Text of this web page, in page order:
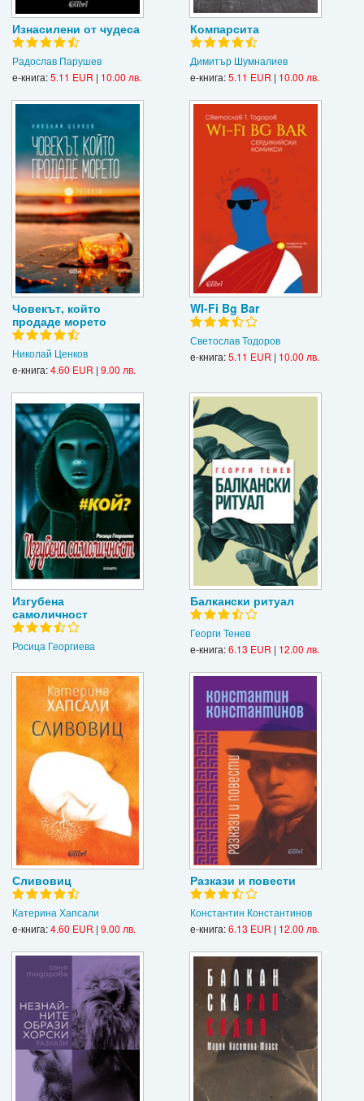
Изнасилени от чудеса
Радослав Парушев
е-книга:5.11 EUR | 10.00 лв.
Компарсита
Димитър Шумналиев
е-книга:5.11 EUR | 10.00 лв.
Човекът, който
продаде морето
Николай Ценков
е-книга:4.60 EUR | 9.00 лв.
WI-Fi Bg Bar
Светослав Тодоров
е-книга:5.11 EUR | 10.00 лв.
Изгубена
самоличност
Росица Георгиева
Балкански ритуал
Георги Тенев
е-книга:6.13 EUR | 12.00 лв.
Сливовиц
Катерина Хапсали
е-книга:4.60 EUR | 9.00 лв.
Разкази и повести
Константин Константинов
е-книга:6.13 EUR | 12.00 лв.